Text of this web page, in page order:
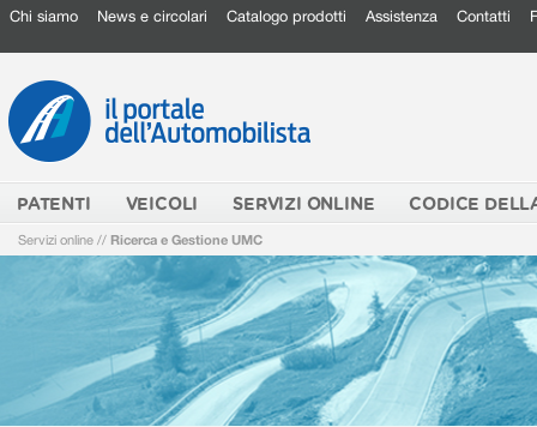
Chi siamo News e circolari Catalogo prodotti Assistenza Contatti
PATENTI VEICOLI SERVIZI ONLINE CODICE
Servizi online // Ricerca e Gestione UMC